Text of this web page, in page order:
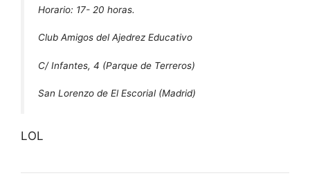
Horario: 17- 20 horas.
Club Amigos del Ajedrez Educativo
C/ Infantes, 4 (Parque de Terreros)
San Lorenzo de El Escorial (Madrid)
LOL